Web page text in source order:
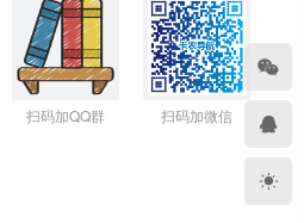
扫码加QQ群 扫码加微信